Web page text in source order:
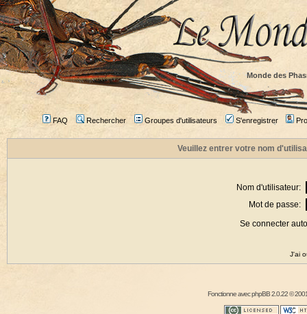
Monde des
FAQ Rechercher Groupes d'utilisateurs S'enregistrer
Veuillez entrer votre nom
Nom d'utilisateur:
Mot de passe:
Se connecter
J'ai
Fonctionne avecphpBB2.0.22 ©